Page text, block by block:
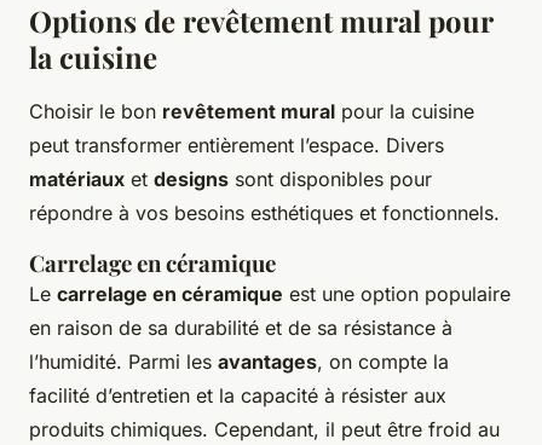
Options de revêtement mural pour
la cuisine
Choisir le bon revêtement mural pour la cuisine
peut transformer entièrement l’espace. Divers
matériaux et designs sont disponibles pour
répondre à vos besoins esthétiques et fonctionnels.
Carrelage en céramique
Le carrelage en céramique est une option populaire
en raison de sa durabilité et de sa résistance à
l’humidité. Parmi les avantages, on compte la
facilité d’entretien et la capacité à résister aux
produits chimiques. Cependant, il peut être froid au